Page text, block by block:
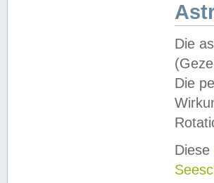
Die
Die
Diese